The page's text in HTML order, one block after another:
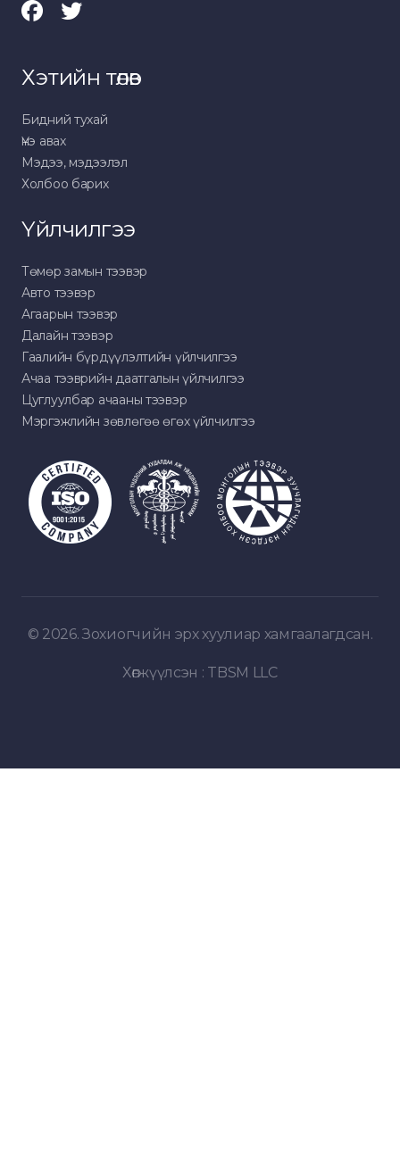
Хэтийн төлөв
Бидний тухай
Үнэ авах
Мэдээ, мэдээлэл
Холбоо барих
Үйлчилгээ
Төмөр замын тээвэр
Авто тээвэр
Агаарын тээвэр
Далайн тээвэр
Гаалийн бүрдүүлэлтийн үйлчилгээ
Ачаа тээврийн даатгалын үйлчилгээ
Цуглуулбар ачааны тээвэр
Мэргэжлийн зөвлөгөө өгөх үйлчилгээ
© 2026. Зохиогчийн эрх хуулиар хамгаалагдсан.
Хөгжүүлсэн : TBSM LLC